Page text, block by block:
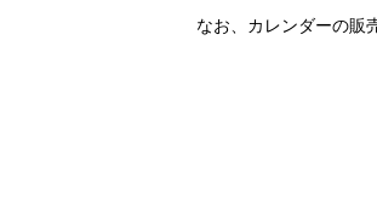
なお、カレンダーの販